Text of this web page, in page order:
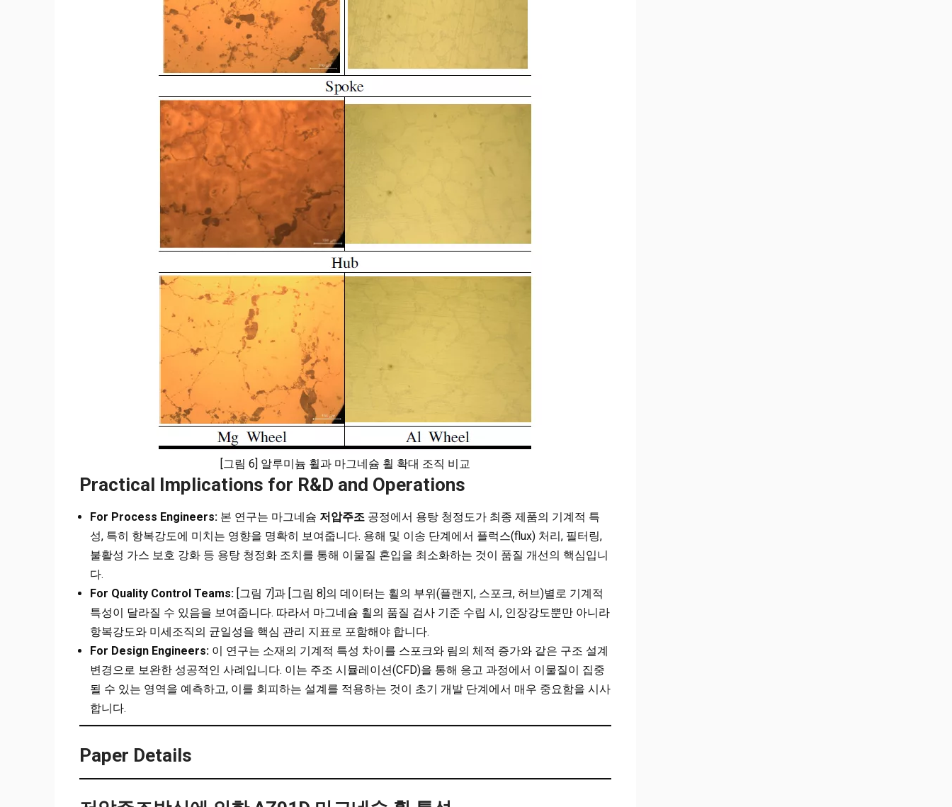
[그림 6] 알루미늄 휠과 마그네슘 휠 확대 조직 비교
Practical Implications for R&D and Operations
For Process Engineers: 본 연구는 마그네슘 저압주조 공정에서 용탕 청정도가 최종 제품의 기계적 특
성, 특히 항복강도에 미치는 영향을 명확히 보여줍니다. 용해 및 이송 단계에서 플럭스(flux) 처리, 필터링,
불활성 가스 보호 강화 등 용탕 청정화 조치를 통해 이물질 혼입을 최소화하는 것이 품질 개선의 핵심입니
다.
For Quality Control Teams: [그림 7]과 [그림 8]의 데이터는 휠의 부위(플랜지, 스포크, 허브)별로 기계적
특성이 달라질 수 있음을 보여줍니다. 따라서 마그네슘 휠의 품질 검사 기준 수립 시, 인장강도뿐만 아니라
항복강도와 미세조직의 균일성을 핵심 관리 지표로 포함해야 합니다.
For Design Engineers: 이 연구는 소재의 기계적 특성 차이를 스포크와 림의 체적 증가와 같은 구조 설계
변경으로 보완한 성공적인 사례입니다. 이는 주조 시뮬레이션(CFD)을 통해 응고 과정에서 이물질이 집중
될 수 있는 영역을 예측하고, 이를 회피하는 설계를 적용하는 것이 초기 개발 단계에서 매우 중요함을 시사
합니다.
Paper Details